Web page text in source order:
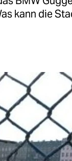
kann die